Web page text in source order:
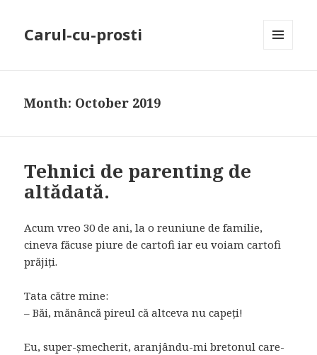
Carul-cu-prosti
Month: October 2019
Tehnici de parenting de
altădată.
Acum vreo 30 de ani, la o reuniune de familie,
cineva făcuse piure de cartofi iar eu voiam cartofi
prăjiți.
Tata către mine:
– Băi, mănâncă pireul că altceva nu capeți!
Eu, super-șmecherit, aranjându-mi bretonul care-